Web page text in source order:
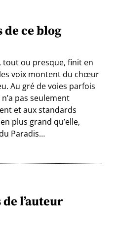
de ce blog
tout ou presque, finit en
voix montent du chœur
Au gré de voies parfois
pas seulement
et aux standards
plus grand qu’elle,
Paradis…
l’auteur